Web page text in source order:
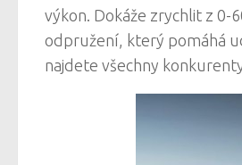
výkon. Dokáže zrychlit z 0-
odpružení, který pomáhá
najdete všechny